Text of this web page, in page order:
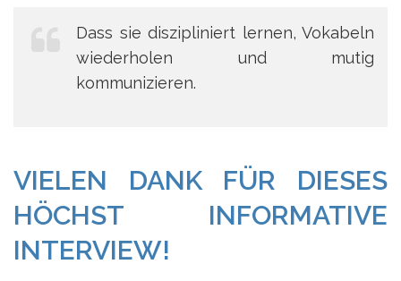
Dass sie diszipliniert lernen, Vokabeln
wiederholen und mutig
kommunizieren.
VIELEN DANK FÜR DIESES
HÖCHST INFORMATIVE
INTERVIEW!